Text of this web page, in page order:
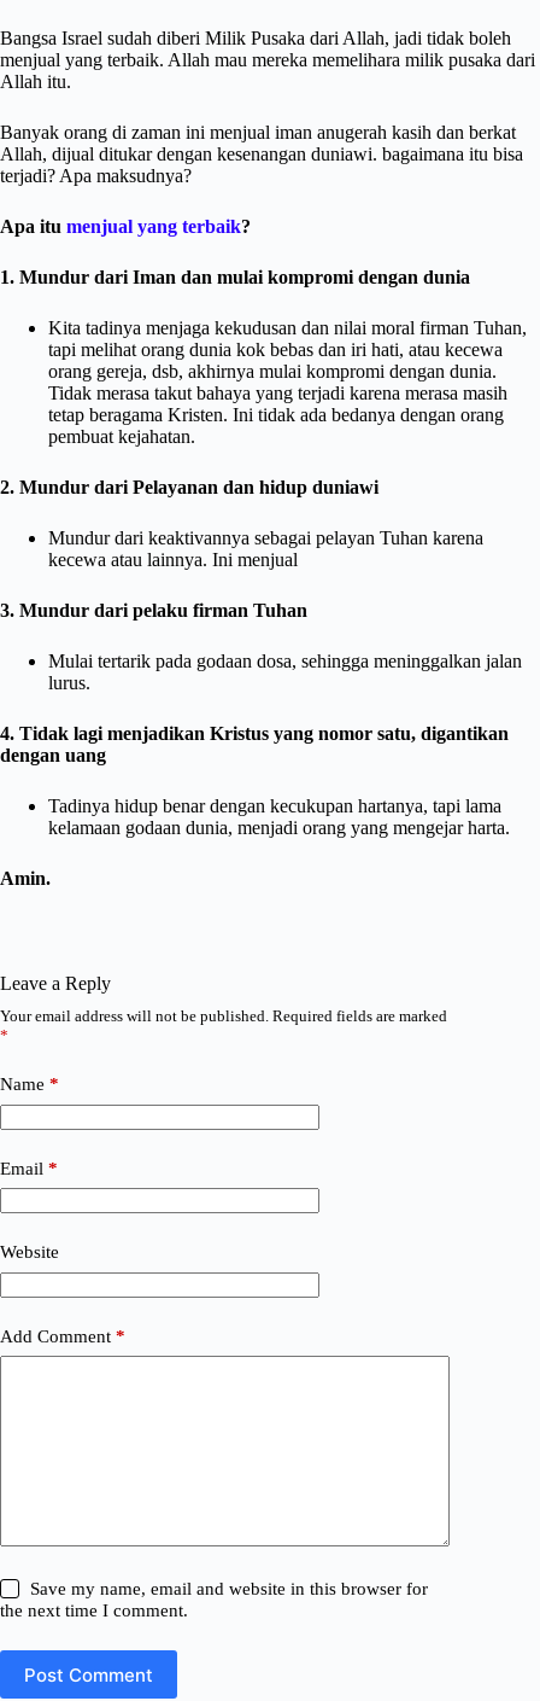
Bangsa Israel sudah diberi Milik Pusaka dari Allah, jadi tidak boleh
menjual yang terbaik. Allah mau mereka memelihara milik pusaka dari
Allah itu.
Banyak orang di zaman ini menjual iman anugerah kasih dan berkat
Allah, dijual ditukar dengan kesenangan duniawi. bagaimana itu bisa
terjadi? Apa maksudnya?
Apa itu menjual yang terbaik?
1. Mundur dari Iman dan mulai kompromi dengan dunia
Kita tadinya menjaga kekudusan dan nilai moral firman Tuhan,
tapi melihat orang dunia kok bebas dan iri hati, atau kecewa
orang gereja, dsb, akhirnya mulai kompromi dengan dunia.
Tidak merasa takut bahaya yang terjadi karena merasa masih
tetap beragama Kristen. Ini tidak ada bedanya dengan orang
pembuat kejahatan.
2. Mundur dari Pelayanan dan hidup duniawi
Mundur dari keaktivannya sebagai pelayan Tuhan karena
kecewa atau lainnya. Ini menjual
3. Mundur dari pelaku firman Tuhan
Mulai tertarik pada godaan dosa, sehingga meninggalkan jalan
lurus.
4. Tidak lagi menjadikan Kristus yang nomor satu, digantikan
dengan uang
Tadinya hidup benar dengan kecukupan hartanya, tapi lama
kelamaan godaan dunia, menjadi orang yang mengejar harta.
Amin.
Leave a Reply
Your email address will not be published. Required fields are marked
*
Name *
Email *
Website
Add Comment *
Save my name, email and website in this browser for
the next time I comment.
Post Comment